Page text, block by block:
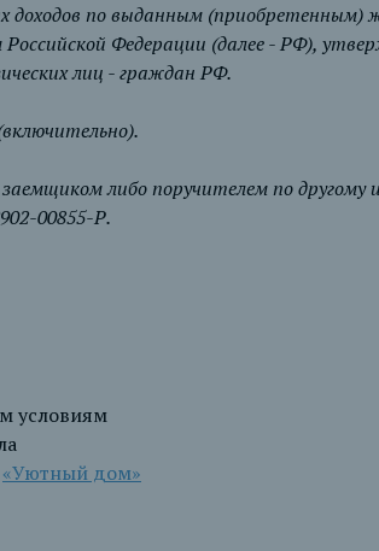
доходов по выданным
Федерации (далее - РФ),
лиц - граждан РФ.
либо поручителем по
00855-Р.
условиям
«Уютный дом»